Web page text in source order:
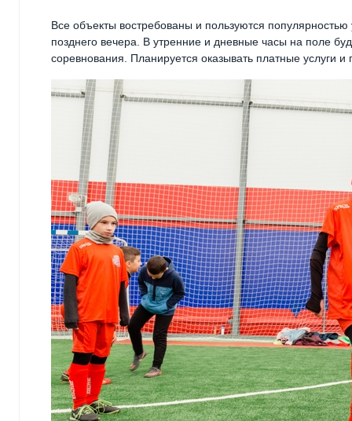
Все объекты востребованы и пользуются
позднего вечера. В утренние и дневные часы на поле
соревнования. Планируется оказывать платные услуги